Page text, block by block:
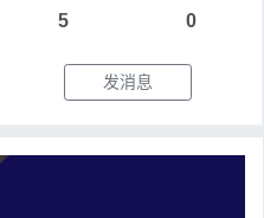
5
0
发消息